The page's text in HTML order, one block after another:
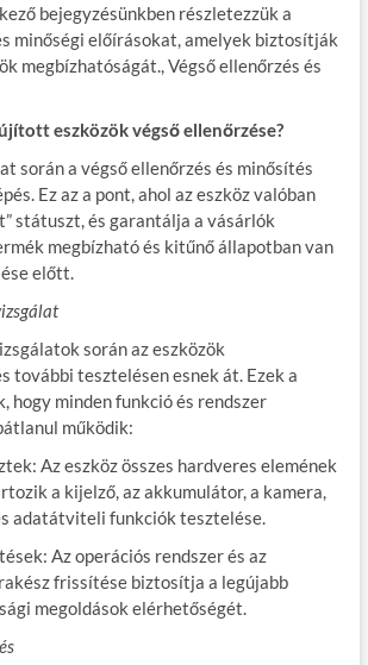
bejegyzésünkben részletezzük a
minőségi előírásokat, amelyek biztosítják
megbízhatóságát., Végső ellenőrzés és
eszközök végső ellenőrzése?
során a végső ellenőrzés és minősítés
Ez az a pont, ahol az eszköz valóban
státuszt, és garantálja a vásárlók
megbízható és kitűnő állapotban van
előtt.
során az eszközök
további tesztelésen esnek át. Ezek a
hogy minden funkció és rendszer
működik:
Az eszköz összes hardveres elemének
a kijelző, az akkumulátor, a kamera,
adatátviteli funkciók tesztelése.
Az operációs rendszer és az
frissítése biztosítja a legújabb
megoldások elérhetőségét.